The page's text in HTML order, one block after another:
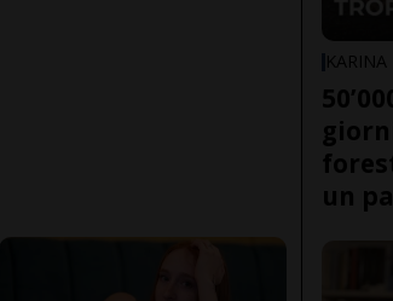
KARINA
un